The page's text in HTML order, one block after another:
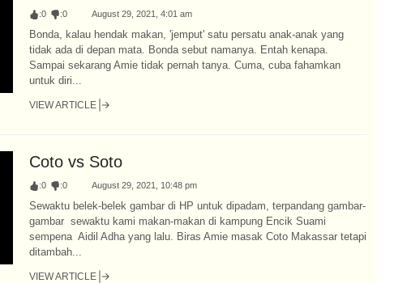
:0 :0 August 29, 2021, 4:01 am
Bonda, kalau hendak makan, 'jemput' satu persatu anak-anak yang
tidak ada di depan mata. Bonda sebut namanya. Entah kenapa.
Sampai sekarang Amie tidak pernah tanya. Cuma, cuba fahamkan
untuk diri...
VIEW ARTICLE
Coto vs Soto
:0 :0 August 29, 2021, 10:48 pm
Sewaktu belek-belek gambar di HP untuk dipadam, terpandang gambar-
gambar sewaktu kami makan-makan di kampung Encik Suami
sempena Aidil Adha yang lalu. Biras Amie masak Coto Makassar tetapi
ditambah...
VIEW ARTICLE